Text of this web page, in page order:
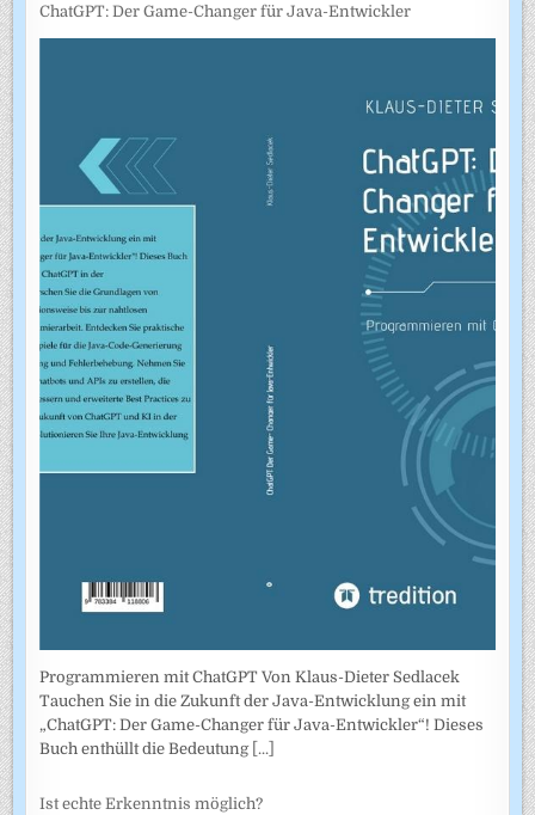
ChatGPT: Der Game-Changer für Java-Entwickler
Programmieren mit ChatGPT Von Klaus-Dieter Sedlacek
Tauchen Sie in die Zukunft der Java-Entwicklung ein mit
„ChatGPT: Der Game-Changer für Java-Entwickler“! Dieses
Buch enthüllt die Bedeutung [...]
Ist echte Erkenntnis möglich?